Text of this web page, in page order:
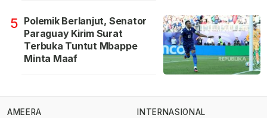
5 Polemik Berlanjut, Senator
Paraguay Kirim Surat
Terbuka Tuntut Mbappe
Minta Maaf
AMEERA
INTERNASIONAL